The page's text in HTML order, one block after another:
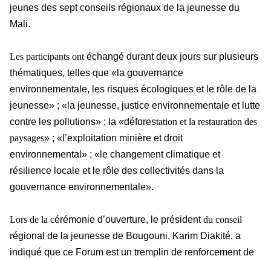
jeunes des sept conseils régionaux de la jeunesse du
Mali.
Les participants ont échangé durant deux jours sur plusieurs
thématiques, telles que «la gouvernance
environnementale, les risques écologiques et le rôle de la
jeunesse» ; «la jeunesse, justice environnementale et lutte
contre les pollutions» ; la «déforestation et la restauration des
paysages» ; «l’exploitation minière et droit
environnemental» ; «le changement climatique et
résilience locale et le rôle des collectivités dans la
gouvernance environnementale».
Lors de la cérémonie d’ouverture, le présidentdu conseil
régional de la jeunesse de Bougouni, Karim Diakité, a
indiqué que ce Forum est un tremplin de renforcement de